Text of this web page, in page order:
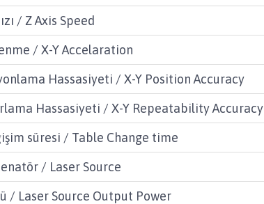
/ Z Axis Speed
/ X-Y Accelaration
Hassasiyeti / X-Y Position Accuracy
Hassasiyeti / X-Y Repeatability Accuracy
süresi / Table Change time
/ Laser Source
/ Laser Source Output Power